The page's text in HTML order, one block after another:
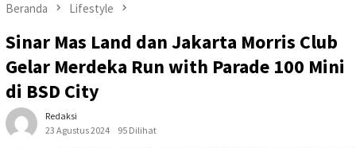
Beranda Lifestyle
Sinar Mas Land dan Jakarta Morris Club
Gelar Merdeka Run with Parade 100 Mini
di BSD City
Redaksi
23 Agustus 2024
95 Dilihat